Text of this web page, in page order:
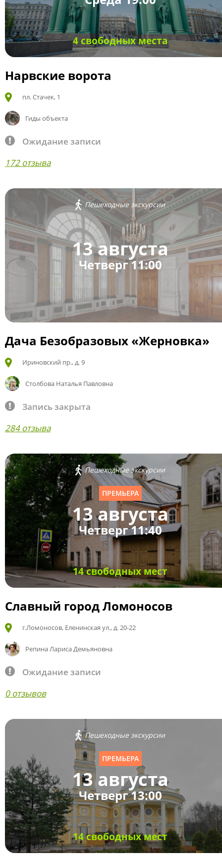
4 свободных места
Нарвские ворота
пл. Стачек, 1
Гиды объекта
Ожидание записи
172 отзыва
Пешеходные экскурсии
13 августа
Четверг 11:00
Дача Безобразовых «Жерновка»
Ириновский пр., д. 9
Столбова Наталья Павловна
Запись закрыта
284 отзыва
Пешеходные экскурсии
ПРЕМЬЕРА
13 августа
Четверг 11:40
14 свободных мест
Славный город Ломоносов
г.Ломоносов, Еленинская ул., д. 20-22
Репина Лариса Демьяновна
Ожидание записи
0 отзывов
Пешеходные экскурсии
ПРЕМЬЕРА
13 августа
Четверг 13:00
14 свободных мест